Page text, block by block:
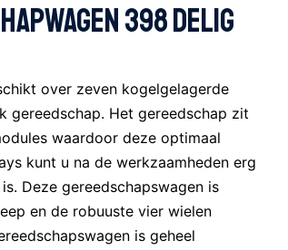
398 delig
over zeven kogelgelagerde
gereedschap. Het gereedschap zit
waardoor deze optimaal
kunt u na de werkzaamheden erg
Deze gereedschapswagen is
en de robuuste vier wielen
is geheel